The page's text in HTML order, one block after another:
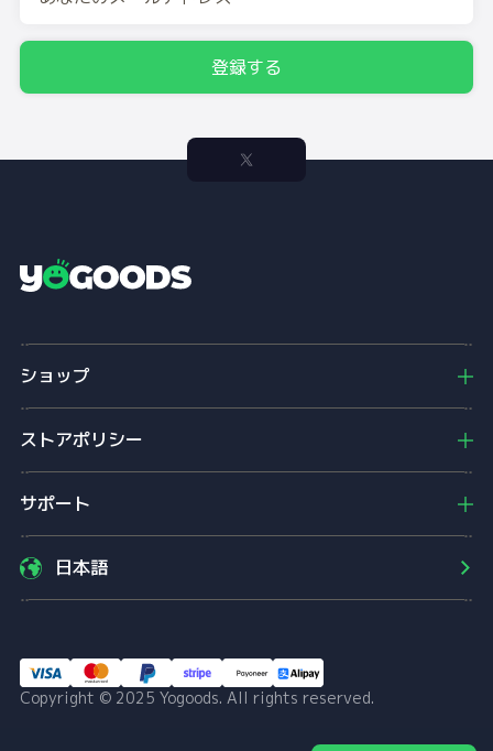
登録する
g
oショップ
ストアポリシー
サポート
日本語
Copyright © 2025 Yogoods. All rights reserved.